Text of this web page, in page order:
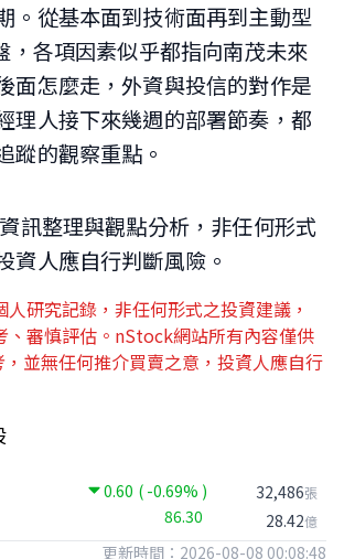
。從基本面到技術面再到主動型
，各項因素似乎都指向南茂未來
面怎麼走，外資與投信的對作是
理人接下來幾週的部署節奏，都
蹤的觀察重點。
訊整理與觀點分析，非任何形式
資人應自行判斷風險。
研究記錄，非任何形式之投資建議，
、審慎評估。nStock網站所有內容僅供
，並無任何推介買賣之意，投資人應自行
0.60 ( -0.69% )
86.30
32,486張
28.42億
更新時間：2026-08-08 00:08:48